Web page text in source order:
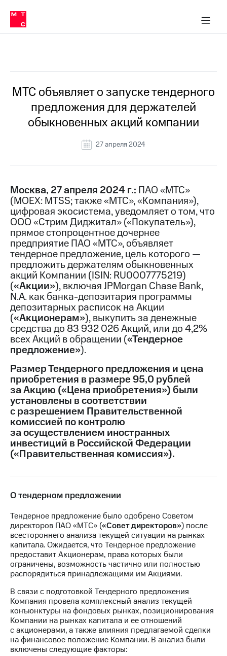
Медиа-центр
и акционерам
Устойчивое развитие
Комплаенс и деловая этика
компании
Карьера
История
компании
Руководство
информация
Контакты
Медиа-центр
Пресс-
релизы
МТС
о технологиях
Достижения
Интервью
Финансовая
отчетность
Контакты
в
регионе
и акционерам
Корпоративное
управление
Корпоративный
секретарь
Раскрытие
Документы
"МТС"
Собрания
акционеров
Личный
кабинет
акционера
Акционерный
Контроль
и
аудит
Рынок
акций
Описание
в МТС
Пресс-
релизы
МТС
о технологиях
МТС объявляет о запуске тендерного
предложения для держателей
обыкновенных акций компании
27 апреля 2024
Москва, 27 апреля 2024 г.: ПАО «МТС»
(MOEX: MTSS; также «МТС», «Компания»),
цифровая экосистема, уведомляет о том, что
ООО «Стрим Диджитал» («Покупатель»),
прямое стопроцентное дочернее
предприятие ПАО «МТС», объявляет
тендерное предложение, цель которого —
предложить держателям обыкновенных
акций Компании (ISIN: RU0007775219)
(«Акции»), включая JPMorgan Chase Bank,
N.A. как банка-депозитария программы
депозитарных расписок на Акции
(«Акционерам»), выкупить за денежные
средства до 83 932 026 Акций, или до 4,2%
всех Акций в обращении («Тендерное
предложение»).
Размер Тендерного предложения и цена
приобретения в размере 95,0 рублей
за Акцию («Цена приобретения») были
установлены в соответствии
с разрешением Правительственной
комиссией по контролю
за осуществлением иностранных
инвестиций в Российской Федерации
(«Правительственная комиссия»).
О тендерном предложении
Тендерное предложение было одобрено Советом
директоров ПАО «МТС» («Совет директоров») после
всестороннего анализа текущей ситуации на рынках
капитала. Ожидается, что Тендерное предложение
предоставит Акционерам, права которых были
ограничены, возможность частично или полностью
распорядиться принадлежащими им Акциями.
В связи с подготовкой Тендерного предложения
Компания провела комплексный анализ текущей
конъюнктуры на фондовых рынках, позиционирования
Компании на рынках капитала и ее отношений
с акционерами, а также влияния предлагаемой сделки
на финансовое положение Компании. В анализ были
включены следующие факторы: